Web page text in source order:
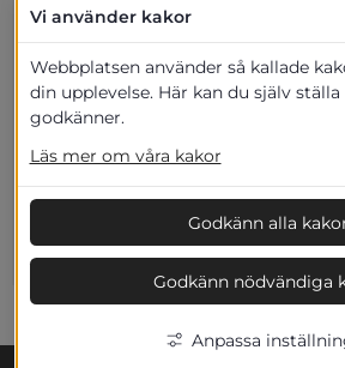
Färger
Foton
Illustrationer, infografik,
diagram
Samarbeten
Vi använder kakor
Webbplatsen använder så kallade
din upplevelse. Här kan du själv
godkänner.
Läs mer om våra kakor
Godkänn alla
Godkänn nödvändiga
Anpassa